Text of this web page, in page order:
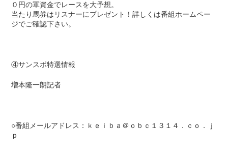
０円の軍資金でレースを大予想。
当たり馬券はリスナーにプレゼント！詳しくは番組ホームペー
ジでご確認下さい。
④サンスポ特選情報
増本隆一朗記者
○番組メールアドレス：ｋｅｉｂａ＠ｏｂｃ１３１４．ｃｏ．ｊ
ｐ